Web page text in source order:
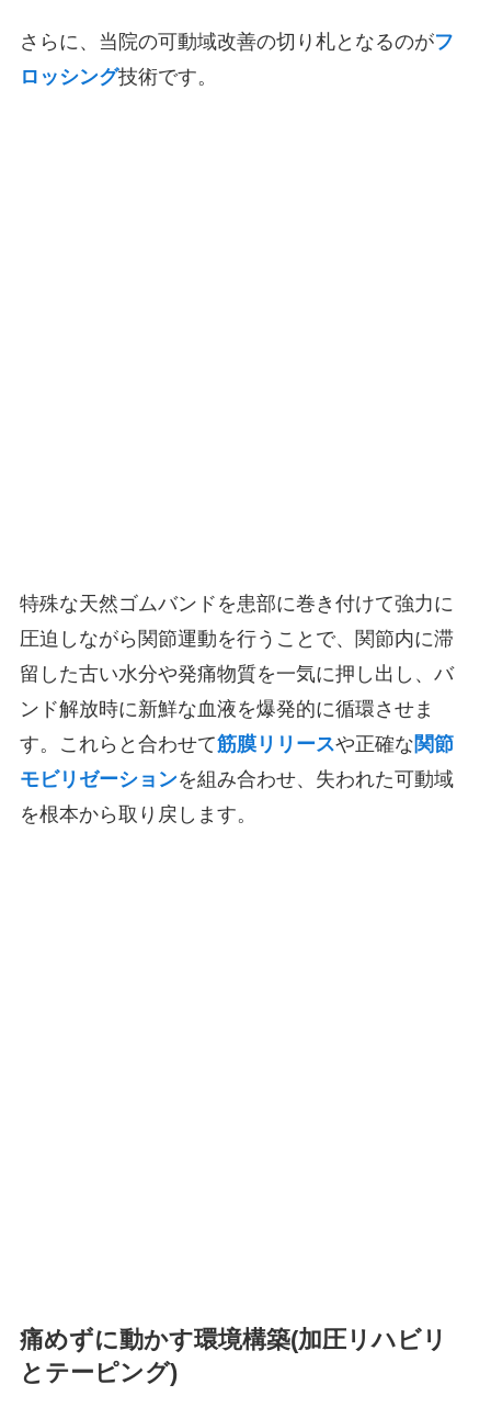
さらに、当院の可動域改善の切り札となるのがフ
ロッシング技術です。
特殊な天然ゴムバンドを患部に巻き付けて強力に
圧迫しながら関節運動を行うことで、関節内に滞
留した古い水分や発痛物質を一気に押し出し、バ
ンド解放時に新鮮な血液を爆発的に循環させま
す。これらと合わせて筋膜リリースや正確な関節
モビリゼーションを組み合わせ、失われた可動域
を根本から取り戻します。
痛めずに動かす環境構築(加圧リハビリ
とテーピング)